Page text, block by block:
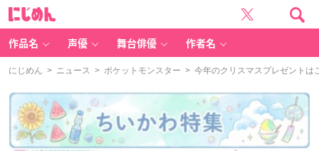
作品名 声優 舞台俳優 作者名
にじめん > ニュース > ポケットモンスター > 今年のクリスマスプレゼントは